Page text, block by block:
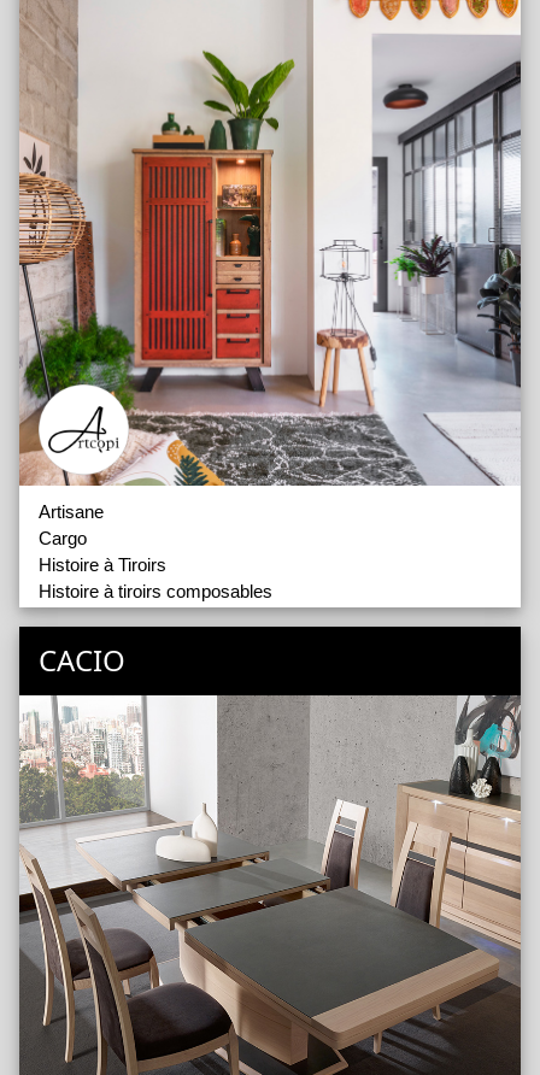
Odyssée
Romance
Talos
Thalès
Vauban
Whitney
Bahuts
Meubles Hauts
Tables
Vaisseliers
Artisane
Cargo
Histoire à Tiroirs
Histoire à tiroirs composables
Nuances
CACIO